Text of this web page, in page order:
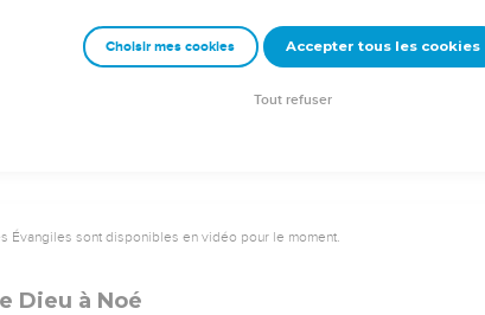
fera jour, il fera nuit. Ce sera toujours ainsi. »
– Bibli’O, 2000, avec autorisation. Pour vous procurer une Bible
Évangiles sont disponibles en vidéo pour le moment.
Dieu à Noé
Choisir mes cookies Accepter tous les cookies
Tout refuser